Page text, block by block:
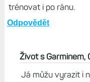
trénovat i po ránu.
Odpovědět
Život s
Já můžu vyrazit i